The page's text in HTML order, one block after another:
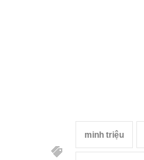
minh triệu